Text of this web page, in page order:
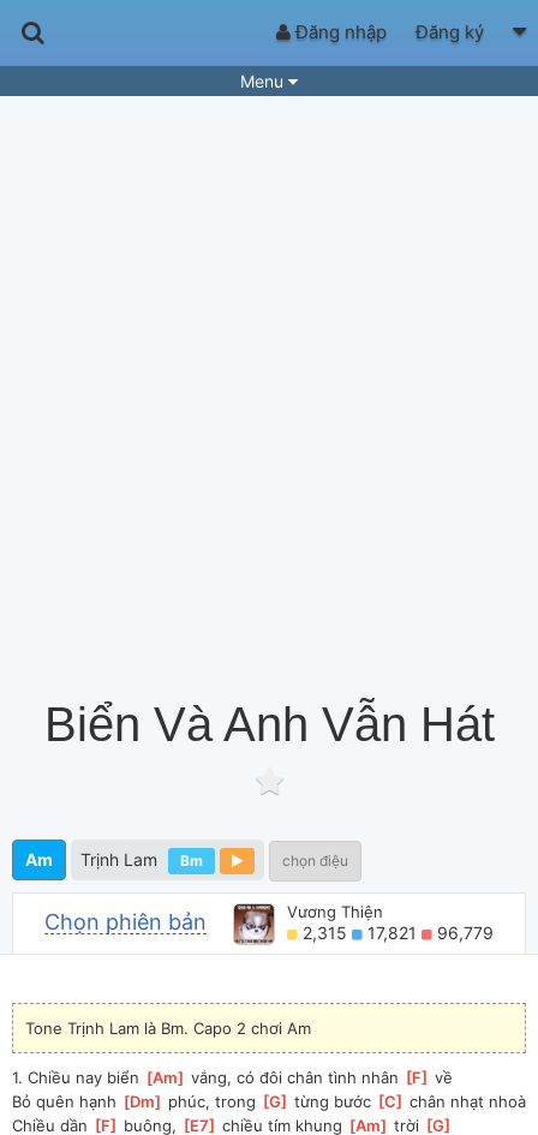
Đăng nhập Đăng ký
Menu
Biển Và Anh Vẫn Hát
Am Trịnh Lam Bm chọn điệu
Chọn phiên bản Vương Thiện
2,315 17,821 96,779
Tone Trịnh Lam là Bm. Capo 2 chơi Am
1. Chiều nay biển [Am ] vắng, có đôi chân tình nhân [F ] về
Bỏ quên hạnh [Dm phúc, trong [G ] từng bước [C ]
Chiều dần [F buông, [E7 ] chiều tím khung [Am ] trời [G